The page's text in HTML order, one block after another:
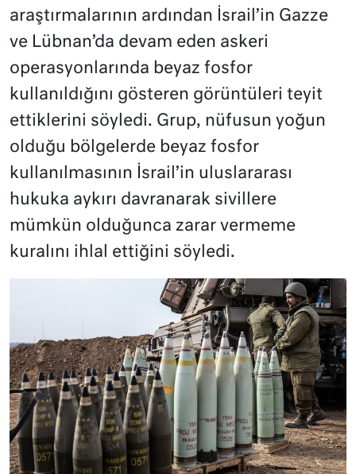
araştırmalarının ardından İsrail’in Gazze
ve Lübnan’da devam eden askeri
operasyonlarında beyaz fosfor
kullanıldığını gösteren görüntüleri teyit
ettiklerini söyledi. Grup, nüfusun yoğun
olduğu bölgelerde beyaz fosfor
kullanılmasının İsrail’in uluslararası
hukuka aykırı davranarak sivillere
mümkün olduğunca zarar vermeme
kuralını ihlal ettiğini söyledi.